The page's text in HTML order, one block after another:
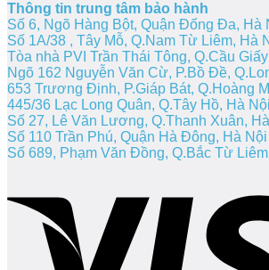
Thông tin trung tâm bảo hành
Số 6, Ngõ Hàng Bột, Quận Đống Đa, Hà
Số 1A/38 , Tây Mỗ, Q.Nam Từ Liêm, Hà
Tòa nhà PVI Trần Thái Tông, Q.Cầu Giấy
Ngõ 162 Nguyễn Văn Cừ, P.Bồ Đề,
653 Trương Định, P.Giáp Bát, Q.Hoàng
445/36 Lạc Long Quân, Q.Tây Hồ, Hà Nội
Số 27, Lê Văn Lương, Q.Thanh Xuân,
Số 110 Trần Phú, Quận Hà Đông, Hà Nội
Số 689, Phạm Văn Đồng, Q.Bắc Từ